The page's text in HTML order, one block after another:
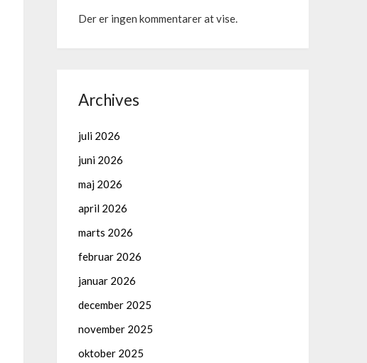
Der er ingen kommentarer at vise.
Archives
juli 2026
juni 2026
maj 2026
april 2026
marts 2026
februar 2026
januar 2026
december 2025
november 2025
oktober 2025